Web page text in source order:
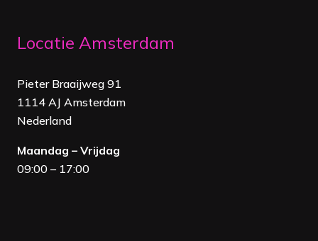
Locatie Amsterdam
Pieter Braaijweg 91
1114 AJ Amsterdam
Nederland
Maandag – Vrijdag
09:00 – 17:00